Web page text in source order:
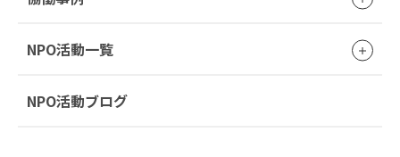
NPO活動一覧
NPO活動ブログ